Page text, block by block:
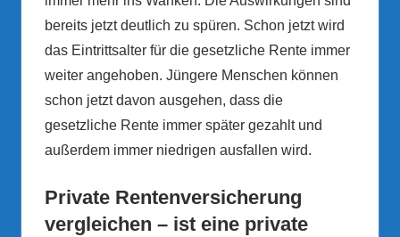
bereits jetzt deutlich zu spüren. Schon jetzt wird
das Eintrittsalter für die gesetzliche Rente immer
weiter angehoben. Jüngere Menschen können
schon jetzt davon ausgehen, dass die
gesetzliche Rente immer später gezahlt und
außerdem immer niedrigen ausfallen wird.
Private Rentenversicherung
vergleichen – ist eine private